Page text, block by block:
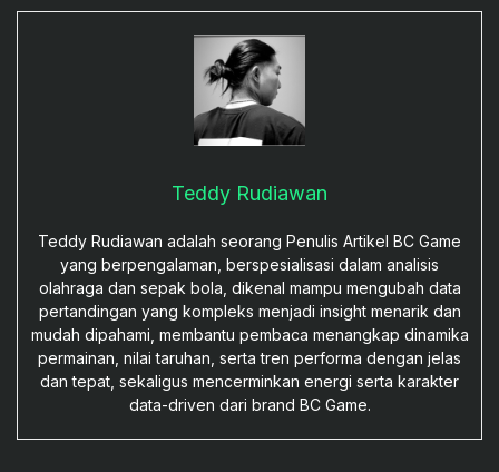
Teddy Rudiawan
Teddy Rudiawan adalah seorang Penulis Artikel BC Game
yang berpengalaman, berspesialisasi dalam analisis
olahraga dan sepak bola, dikenal mampu mengubah data
pertandingan yang kompleks menjadi insight menarik dan
mudah dipahami, membantu pembaca menangkap dinamika
permainan, nilai taruhan, serta tren performa dengan jelas
dan tepat, sekaligus mencerminkan energi serta karakter
data-driven dari brand BC Game.